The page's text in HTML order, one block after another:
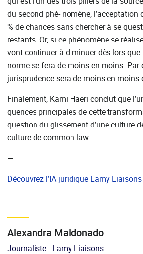
du second phé- nomène, l’acceptation
% de chances sans chercher à se
restants. Or, si ce phénomène se
vont continuer à diminuer dès lors que
norme se fera de moins en moins. Par
jurisprudence sera de moins en moins
Finalement, Kami Haeri conclut que
quences principales de cette
question du glissement d’une culture
culture de common law.
—
Découvrez l’IA juridique Lamy Liaisons
Alexandra Maldonado
Journaliste - Lamy Liaisons